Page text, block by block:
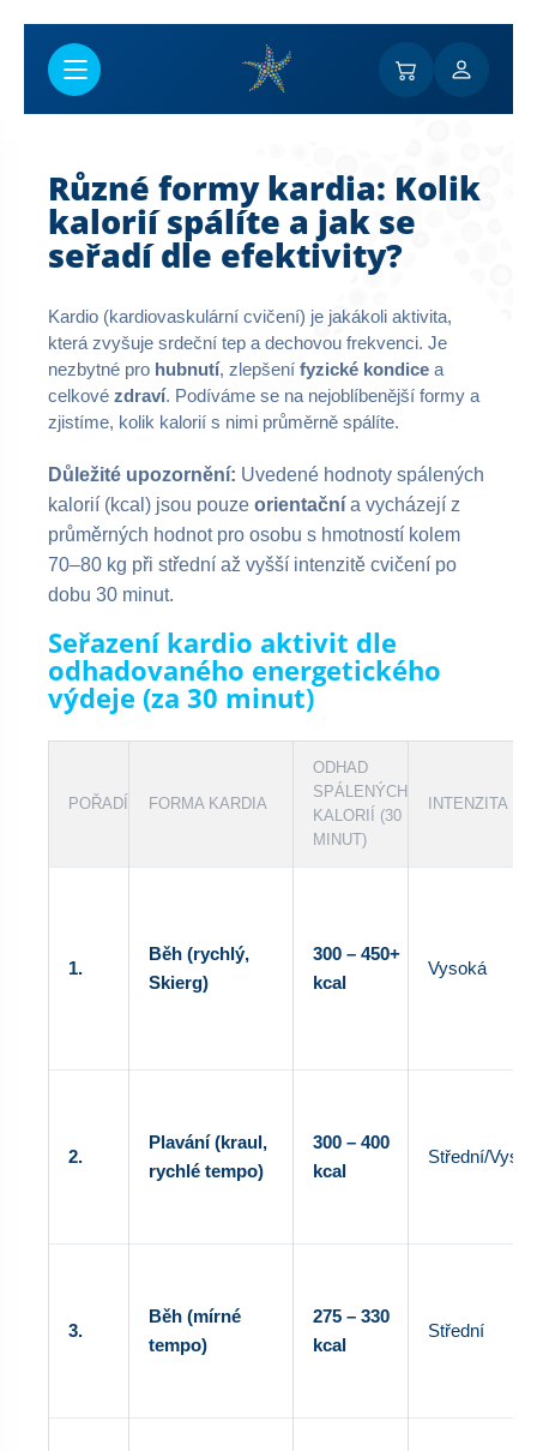
Různé formy kardia: Kolik
kalorií spálíte a jak se
seřadí dle efektivity?
Kardio (kardiovaskulární cvičení) je jakákoli aktivita,
která zvyšuje srdeční tep a dechovou frekvenci. Je
nezbytné pro hubnutí, zlepšení fyzické kondice a
celkové zdraví. Podíváme se na nejoblíbenější formy a
zjistíme, kolik kalorií s nimi průměrně spálíte.
Důležité upozornění: Uvedené hodnoty spálených
kalorií (kcal) jsou pouze orientační a vycházejí z
průměrných hodnot pro osobu s hmotností kolem
70–80 kg při střední až vyšší intenzitě cvičení po
dobu 30 minut.
Seřazení kardio aktivit dle
odhadovaného energetického
výdeje (za 30 minut)
POŘADÍ FORMA KARDIA
ODHAD
SPÁLENÝCH
KALORIÍ (30
MINUT)
INTENZITA
1.
Běh (rychlý,
Skierg)
300 – 450+
kcal
Vysoká
2.
Plavání (kraul,
rychlé tempo)
300 – 400
kcal
Střední/
3.
Běh (mírné
tempo)
275 – 330
kcal
Střední